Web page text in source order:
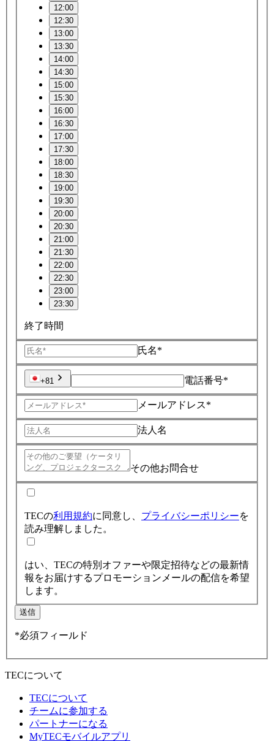
12:00
12:30
13:00
13:30
14:00
14:30
15:00
15:30
16:00
16:30
17:00
17:30
18:00
18:30
19:00
19:30
20:00
20:30
21:00
21:30
22:00
22:30
23:00
23:30
終了時間
氏名*
+81 電話番号*
メールアドレス*
法人名
その他お問合せ
TECの利用規約に同意し、 プライバシーポリシーを
読み理解しました。
はい、TECの特別オファーや限定招待などの最新情
報をお届けするプロモーションメールの配信を希望
します。
送信
*必須フィールド
TECについて
TECについて
チームに参加する
パートナーになる
MyTECモバイルアプリ